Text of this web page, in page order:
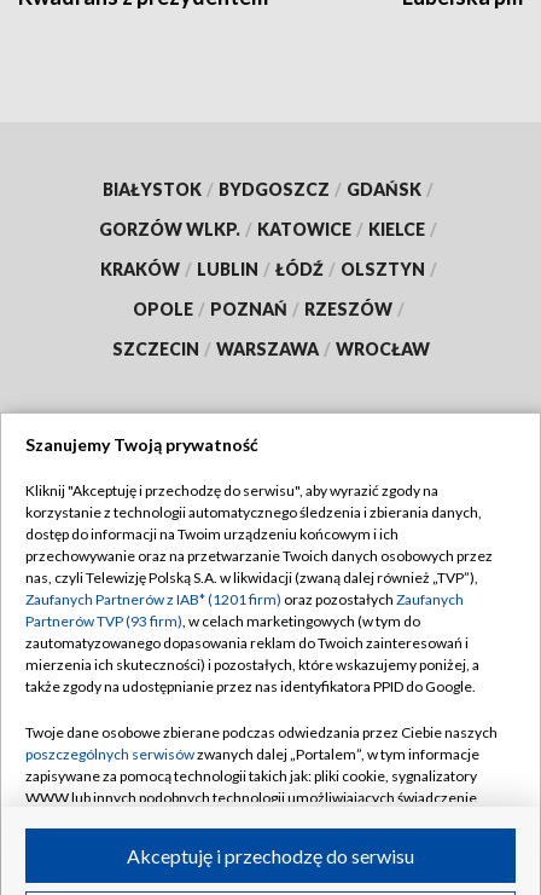
BIAŁYSTOK / BYDGOSZCZ / GDAŃSK /
GORZÓW WLKP. / KATOWICE / KIELCE /
KRAKÓW / LUBLIN / ŁÓDŹ / OLSZTYN /
OPOLE / POZNAŃ / RZESZÓW /
SZCZECIN / WARSZAWA / WROCŁAW
TVP
Abonament TVP
Emisja w TVP
Centrum informacji TVP
Naziemna Telewizja Cyfrowa
Rada Programowa
System NOS
Informacje o nadawcy
Program dla prasy
Regulamin TVP
Polityka prywatności
Moje zgody
Pomoc
Kontakt
Kanały
Szanujemy Twoją prywatność
Kliknij "Akceptuję i przechodzę do serwisu", aby wyrazić zgody na
korzystanie z technologii automatycznego śledzenia i zbierania danych,
dostęp do informacji na Twoim urządzeniu końcowym i ich
przechowywanie oraz na przetwarzanie Twoich danych osobowych przez
nas, czyli Telewizję Polską S.A. w likwidacji (zwaną dalej również „TVP”),
Zaufanych Partnerów z IAB* (1201 firm) oraz pozostałych Zaufanych
Partnerów TVP (93 firm), w celach marketingowych (w tym do
zautomatyzowanego dopasowania reklam do Twoich zainteresowań i
mierzenia ich skuteczności) i pozostałych, które wskazujemy poniżej, a
także zgody na udostępnianie przez nas identyfikatora PPID do Google.
Twoje dane osobowe zbierane podczas odwiedzania przez Ciebie naszych
poszczególnych serwisówzwanych dalej „Portalem”, w tym informacje
zapisywane za pomocą technologii takich jak: pliki cookie, sygnalizatory
WWW lub innych podobnych technologii umożliwiających świadczenie
ruchu w Internecie.Akceptuję i przechodzę do serwisu